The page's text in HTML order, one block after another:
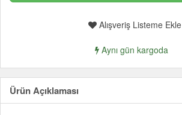
Alışveriş Listeme Ekle
Aynı gün kargoda
Ürün Açıklaması